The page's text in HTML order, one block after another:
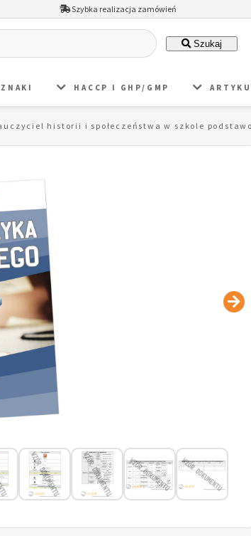
Szybka realizacja zamówień
Szukaj
ZNAKI HACCP I GHP/GMP
historii i społeczeństwa w szkole